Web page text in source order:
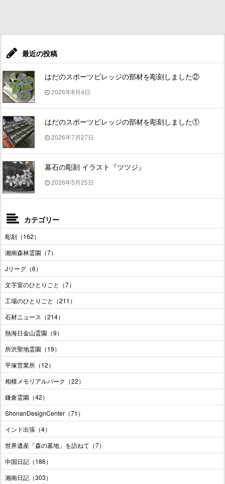
最近の投稿
はだのスポーツビレッジの部材を彫刻しました②
2026年8月4日
はだのスポーツビレッジの部材を彫刻しました①
2026年7月27日
墓石の彫刻 イラスト『ツツジ』
2026年5月25日
カテゴリー
彫刻（162）
湘南森林霊園（7）
Jリーグ（6）
文字室のひとりごと（7）
工場のひとりごと（211）
石材ニュース（214）
熱海日金山霊園（9）
所沢聖地霊園（19）
平塚営業所（12）
相模メモリアルパーク（22）
鎌倉霊園（42）
ShonanDesignCenter（71）
インド出張（4）
世界遺産「森の墓地」を訪ねて（7）
中国日記（186）
湘南日記（303）